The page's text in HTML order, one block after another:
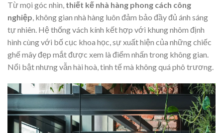
Từ mọi góc nhìn, thiết kế nhà hàng phong cách công
nghiệp, không gian nhà hàng luôn đảm bảo đầy đủ ánh sáng
tự nhiên. Hệ thống vách kính kết hợp với khung nhôm định
hình cùng với bố cục khoa học, sự xuất hiện của những chiếc
ghế mây đẹp mắt được xem là điểm nhấn trong không gian.
Nổi bật nhưng vẫn hài hoà, tinh tế mà không quá phô trương.